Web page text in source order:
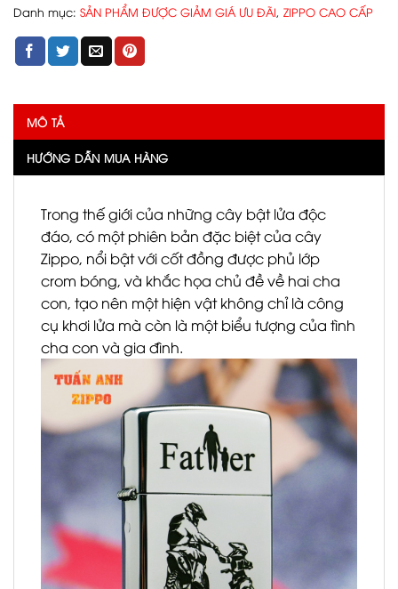
Danh mục: SẢN PHẨM ĐƯỢC GIẢM GIÁ ƯU ĐÃI, ZIPPO CAO CẤP
MÔ TẢ
HƯỚNG DẪN MUA HÀNG
Trong thế giới của những cây bật lửa độc
đáo, có một phiên bản đặc biệt của cây
Zippo, nổi bật với cốt đồng được phủ lớp
crom bóng, và khắc họa chủ đề về hai cha
con, tạo nên một hiện vật không chỉ là công
cụ khơi lửa mà còn là một biểu tượng của tình
cha con và gia đình.